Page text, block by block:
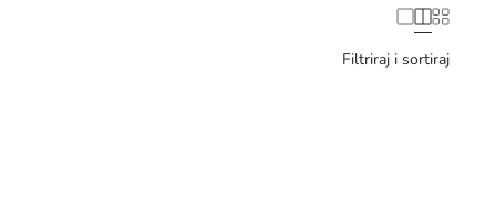
Filtriraj i sortiraj